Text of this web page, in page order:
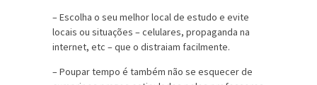
– Escolha o seu melhor local de estudo e evite
locais ou situações – celulares, propaganda na
internet, etc – que o distraiam facilmente.
– Poupar tempo é também não se esquecer de